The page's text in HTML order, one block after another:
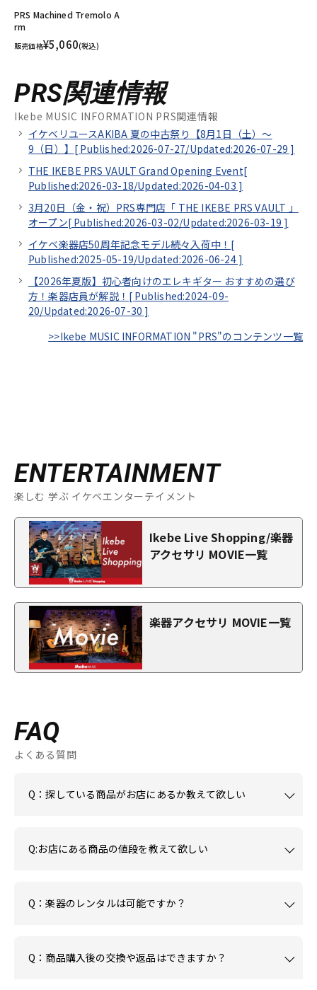
PRS Machined Tremolo A
rm
販売価格¥5,060(税込)
PRS関連情報
Ikebe MUSIC INFORMATION PRS関連情報
イケベリユースAKIBA 夏の中古祭り【8月1日（土）～
9（日）】[ Published:2026-07-27/Updated:2026-07-29 ]
THE IKEBE PRS VAULT Grand Opening Event[
Published:2026-03-18/Updated:2026-04-03 ]
3月20日（金・祝）PRS専門店「 THE IKEBE PRS VAULT 」
オープン[ Published:2026-03-02/Updated:2026-03-19 ]
イケベ楽器店50周年記念モデル続々入荷中！[
Published:2025-05-19/Updated:2026-06-24]
【2026年夏版】初心者向けのエレキギター おすすめの選び
方！楽器店員が解説！[ Published:2024-09-
20/Updated:2026-07-30 ]
>>Ikebe MUSIC INFORMATION "PRS"のコンテンツ一覧
ENTERTAINMENT
楽しむ 学ぶ イケベエンターテイメント
Ikebe Live Shopping/楽器
アクセサリ MOVIE一覧
楽器アクセサリ MOVIE一覧
FAQ
よくある質問
Q：探している商品がお店にあるか教えて欲しい
Q:お店にある商品の値段を教えて欲しい
Q：楽器のレンタルは可能ですか？
Q：商品購入後の交換や返品はできますか？